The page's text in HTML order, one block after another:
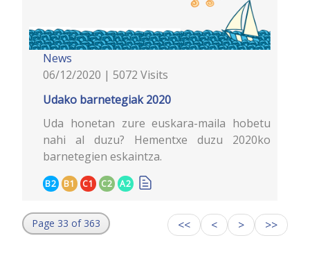
News
06/12/2020 | 5072 Visits
Udako barnetegiak 2020
Uda honetan zure euskara-maila hobetu
nahi al duzu? Hementxe duzu 2020ko
barnetegien eskaintza.
B2 B1 C1 C2 A2
Page 33 of 363 << < > >>